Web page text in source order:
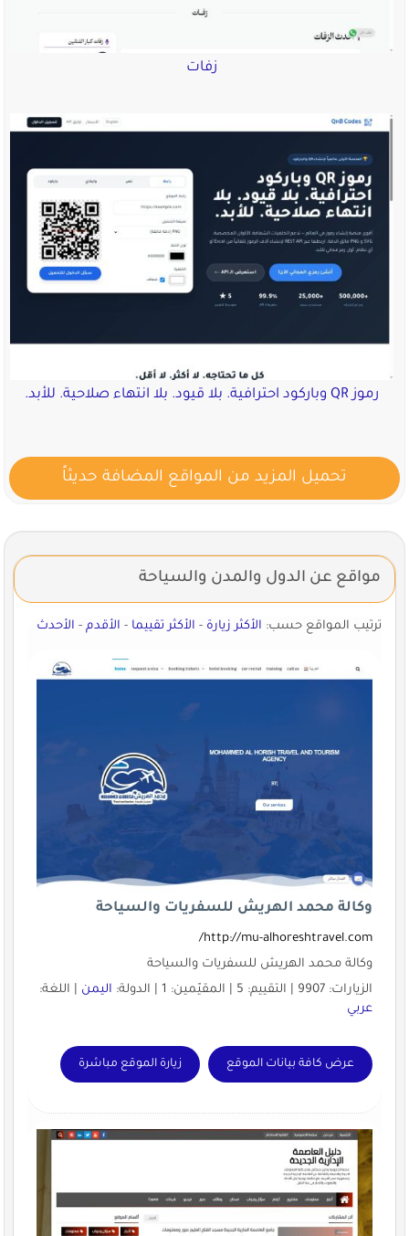
زفات
رموز QR وباركود احترافية. بلا قيود. بلا انتهاء صلاحية. للأبد.
تحميل المزيد من المواقع المضافة حديثاً
مواقع عن الدول والمدن والسياحة
ترتيب المواقع حسب: الأكثر زيارة-الأكثر تقييما-الأقدم-الأحدث
وكالة محمد الهريش للسفريات والسياحة
http://mu-alhoreshtravel.com/
وكالة محمد الهريش للسفريات والسياحة
الزيارات: 9907 | التقييم: 5 | المقيّمين: 1 | الدولة:
اليمن| اللغة:
عربي
عرض كافة بيانات الموقع زيارة الموقع مباشرة